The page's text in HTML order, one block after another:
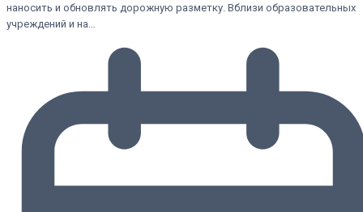
наносить и обновлять дорожную разметку. Вблизи образовательных
учреждений и на…